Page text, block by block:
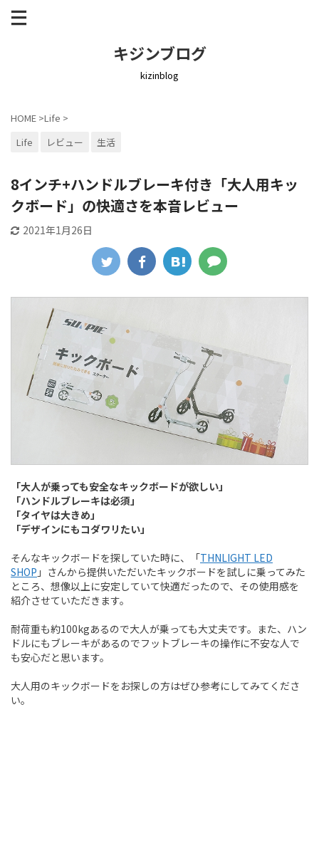
キジンブログ
kizinblog
HOME >Life >
Life
レビュー 生活
8インチ+ハンドルブレーキ付き「大人用キッ
クボード」の快適さを本音レビュー
2021年1月26日
「大人が乗っても安全なキックボードが欲しい」
「ハンドルブレーキは必須」
「タイヤは大きめ」
「デザインにもコダワリたい」
そんなキックボードを探していた時に、「THNLIGHT LED
SHOP 」さんから提供いただいたキックボードを試しに乗ってみた
ところ、想像以上に安定していて快適だったので、その使用感を
紹介させていただきます。
耐荷重も約100kgあるので大人が乗っても大丈夫です。また、ハン
ドルにもブレーキがあるのでフットブレーキの操作に不安な人で
も安心だと思います。
大人用のキックボードをお探しの方はぜひ参考にしてみてくださ
い。